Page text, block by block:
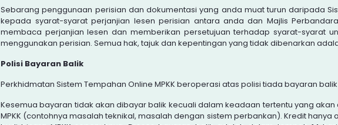
Sebarang penggunaan perisian dan dokumentasi yang anda muat turun daripada
kepada syarat-syarat perjanjian lesen perisian antara anda dan Majlis
membaca perjanjian lesen dan memberikan persetujuan terhadap syarat-syarat
menggunakan perisian. Semua hak, tajuk dan kepentingan yang tidak dibenarkan
Polisi Bayaran Balik
Perkhidmatan Sistem Tempahan Online MPKK beroperasi atas polisi tiada bayaran
Kesemua bayaran tidak akan dibayar balik kecuali dalam keadaan tertentu yang akan
MPKK (contohnya masalah teknikal, masalah dengan sistem perbankan). Kredit hanya